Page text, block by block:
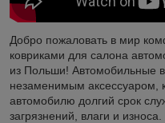
Добро пожаловать в мир
ковриками для салона
из Польши! Автомобильные
незаменимым аксессуаром,
автомобилю долгий срок
загрязнений, влаги и износа.